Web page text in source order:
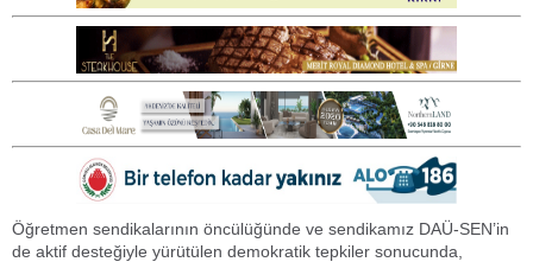
Öğretmen sendikalarının öncülüğünde ve sendikamız DAÜ-SEN’in
de aktif desteğiyle yürütülen demokratik tepkiler sonucunda,